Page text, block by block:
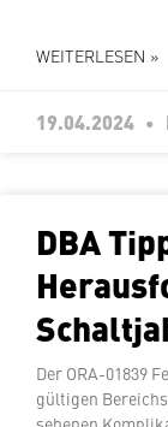
WEITERLESEN »
19.04.2024
DBA
Der ORA-01839
gültigen